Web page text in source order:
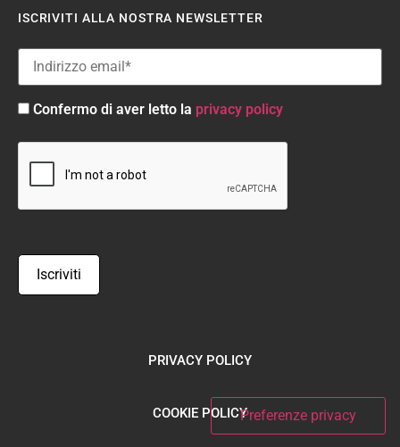
ISCRIVITI ALLA NOSTRA NEWSLETTER
Confermo di aver letto la privacy policy
PRIVACY POLICY
COOKIE POLICY